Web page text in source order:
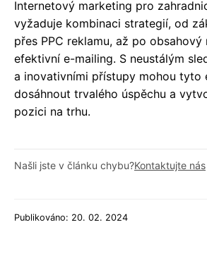
Internetový marketing pro
vyžaduje kombinaci strategií, od
přes PPC reklamu, až po obsahový
efektivní e-mailing. S neustálým
a inovativními přístupy mohou tyto
dosáhnout trvalého úspěchu a
pozici na trhu.
Našli jste v článku chybu?Kontaktujte nás
Publikováno: 20. 02. 2024